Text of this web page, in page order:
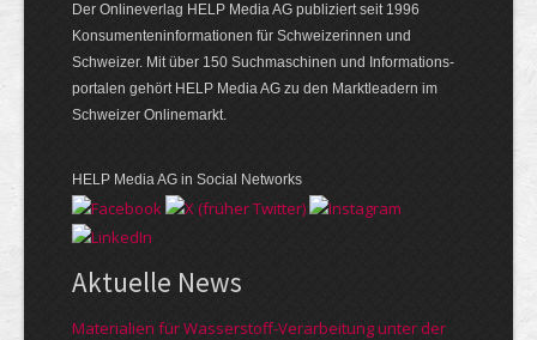
Der Onlineverlag HELP Media AG publiziert seit 1996
Konsumenten­infor­mationen für Schwei­zerinnen und
Schweizer. Mit über 150 Such­ma­schinen und Infor­mations­
portalen gehört HELP Media AG zu den Markt­leadern im
Schweizer Onlinemarkt.
HELP Media AG in Social Networks
Aktuelle News
Materialien für Wasserstoff-Verarbeitung unter der